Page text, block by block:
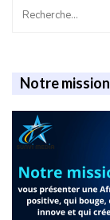
Notre mission